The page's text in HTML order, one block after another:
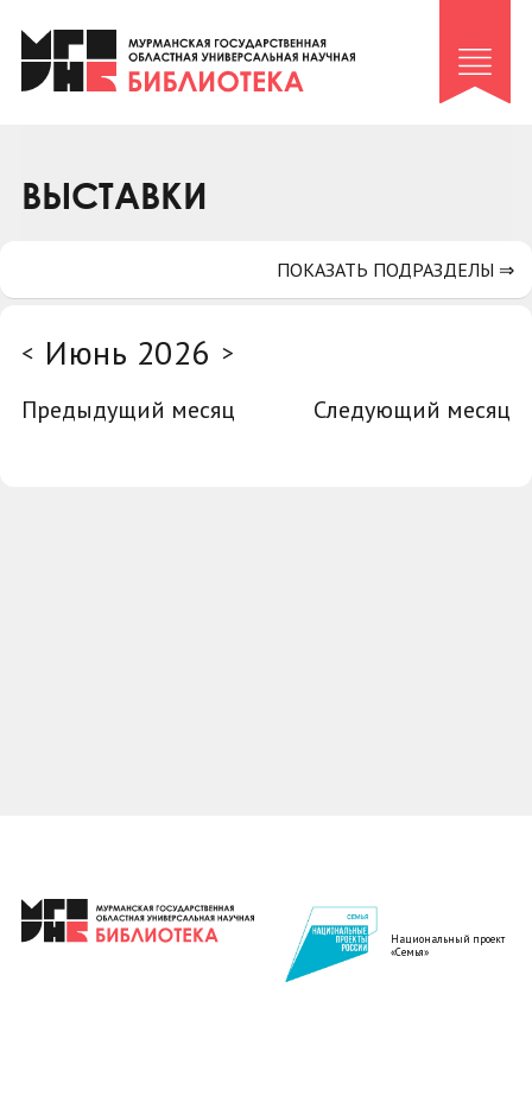
Клуб «Гиря и сельдерей»
Клуб «Семейный архив»
Коллегам
ВЫСТАВКИ
< Июнь 2026 >
Предыдущий месяц
Следующий месяц
ПОКАЗАТЬ ПОДРАЗДЕЛЫ ⇒
Национальный проект
«Семья»